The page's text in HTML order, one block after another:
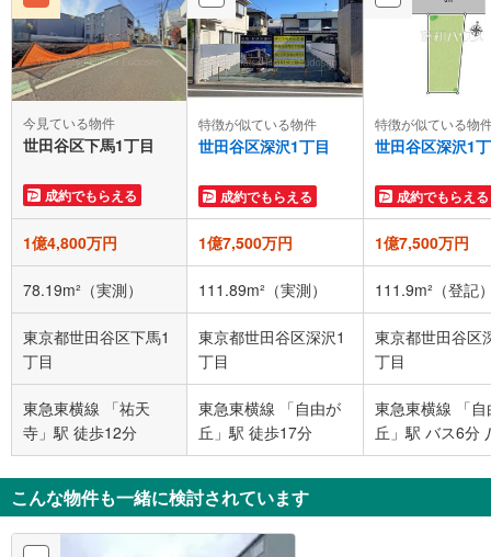
今見ている物件
世田谷区下馬1丁目
成約でもらえる
特徴が似ている物件
世田谷区深沢1丁目
成約でもらえる
特徴が似ている物
世田谷区深沢1
成約でもらえる
1億4,800万円 1億7,500万円 1億7,500万円
78.19m²（実測） 111.89m²（実測） 111.9m²（登記
東京都世田谷区下馬1
丁目
東京都世田谷区深沢1
丁目
東京都世田谷区
丁目
東急東横線 「祐天
寺」駅 徒歩12分
東急東横線 「自由が
丘」駅 徒歩17分
東急東横線 「自
丘」駅 バス6分
高校 バス停下車
5分
こんな物件も一緒に検討されています